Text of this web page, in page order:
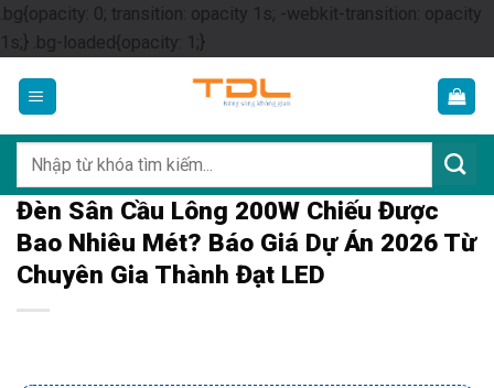
.bg{opacity: 0; transition: opacity 1s; -webkit-transition: opacity
1s;} .bg-loaded{opacity: 1;}Skip
content
kiếm:
Đèn Sân Cầu Lông 200W Chiếu Được
Bao Nhiêu Mét? Báo Giá Dự Án 2026 Từ
Chuyên Gia Thành Đạt LED